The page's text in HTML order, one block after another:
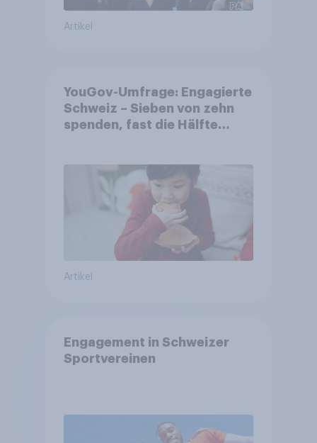
Artikel
YouGov-Umfrage: Engagierte
Schweiz – Sieben von zehn
spenden, fast die Hälfte
Artikel
Engagement in Schweizer
Sportvereinen